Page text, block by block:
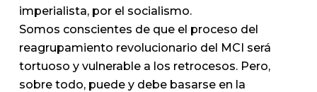
imperialista, por el socialismo.
Somos conscientes de que el proceso del
reagrupamiento revolucionario del MCI será
tortuoso y vulnerable a los retrocesos. Pero,
sobre todo, puede y debe basarse en la